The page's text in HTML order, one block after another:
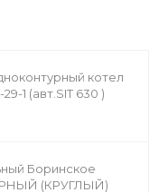
котел
1 (авт.SIT 630 )
Боринское
(КРУГЛЫЙ)